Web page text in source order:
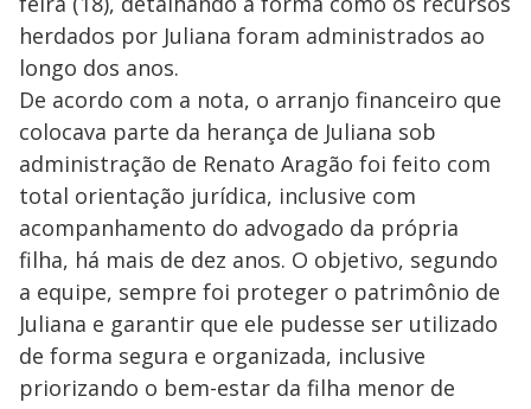
herdados por Juliana foram administrados ao
longo dos anos.
De acordo com a nota, o arranjo financeiro que
colocava parte da herança de Juliana sob
administração de Renato Aragão foi feito com
total orientação jurídica, inclusive com
acompanhamento do advogado da própria
filha, há mais de dez anos. O objetivo, segundo
a equipe, sempre foi proteger o patrimônio de
Juliana e garantir que ele pudesse ser utilizado
de forma segura e organizada, inclusive
priorizando o bem-estar da filha menor de